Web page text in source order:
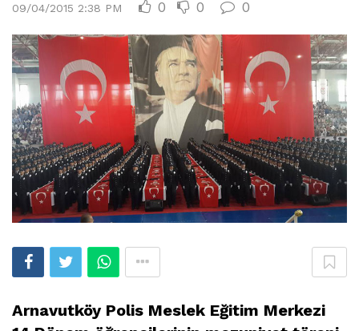
09/04/2015 2:38 PM 0 0 0
Arnavutköy Polis Meslek Eğitim Merkezi